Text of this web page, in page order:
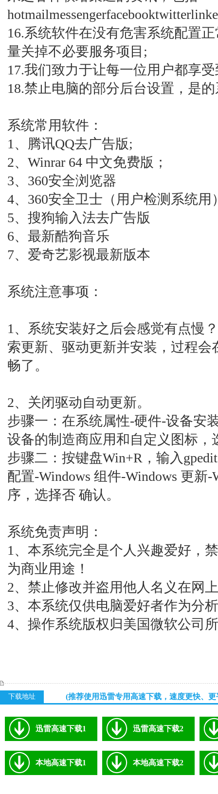
16.系统软件在没有危害系统配置
量关掉不必要服务项目;
17.我们致力于让每一位用户都享
18.禁止电脑的部分后台设置，是
系统常用软件：
1、腾讯QQ去广告版;
2、Winrar 64 中文免费版；
3、360安全浏览器
4、360安全卫士（用户检测系统用
5、搜狗输入法去广告版
6、最新酷狗音乐
7、爱奇艺影视最新版本
系统注意事项：
1、系统安装好之后会感觉有点慢
索更新、驱动更新并安装，过程
畅了。
2、关闭驱动自动更新。
步骤一：在系统属性-硬件-设备安
设备的制造商应用和自定义图标，
步骤二：按键盘Win+R，输入
配置-Windows 组件-Windows 更新
序，选择否 确认。
系统免责声明：
1、本系统完全是个人兴趣爱好，
为商业用途！
2、禁止修改并盗用他人名义在网
3、本系统仅供电脑爱好者作为分
4、操作系统版权归美国微软公司
下载地址 (推荐使用迅雷专用高速下载，速度更快、更
迅雷高速下载1 迅雷高速下载2
本地高速下载1 本地高速下载2